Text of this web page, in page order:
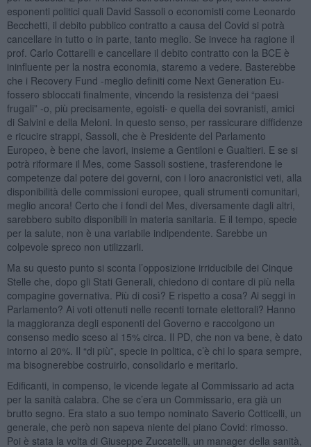
esponenti politici quali David Sassoli o economisti come Leonardo
Becchetti, il debito pubblico contratto a causa del Covid si potrà
cancellare in tutto o in parte, tanto meglio. Se invece ha ragione il
prof. Carlo Cottarelli e cancellare il debito contratto con la BCE è
ininfluente per la nostra economia, staremo a vedere. Basterebbe
che i Recovery Fund -meglio definiti come Next Generation Eu-
fossero sbloccati finalmente, vincendo la resistenza dei “paesi
frugali” -o, più precisamente, egoisti- e quella dei sovranisti, amici
di Salvini e della Meloni. In questo senso, per rassicurare diffidenze
e ricucire strappi, Sassoli, che è Presidente del Parlamento
Europeo, è bene che lavori, insieme a Gentiloni e Gualtieri. E se si
potrà riformare il Mes, come Sassoli sostiene, trasferendone le
competenze dal potere dei governi, con i loro anacronistici veti, alla
disponibilità delle commissioni europee, quali strumenti comunitari,
meglio ancora! Certo che i fondi del Mes, diversamente dagli altri,
sarebbero subito disponibili in materia sanitaria. E il tempo, specie
per la salute, non è una variabile indipendente. Sarebbe un
colpevole spreco non utilizzarli.
Ma su questo punto si sconta l’opposizione irriducibile dei Cinque
Stelle che, dopo gli Stati Generali, chiedono di contare di più nella
compagine governativa. Più di così? E rispetto a cosa? Ai seggi in
Parlamento? Ai voti ottenuti nelle recenti tornate elettorali? Hanno
la maggioranza degli esponenti del Governo e raccolgono un
consenso medio sceso al 15% circa. Il PD, che non va bene, è dato
intorno al 20%. Il “di più”, specie in politica, c’è chi lo spara sempre,
ma bisognerebbe costruirlo, consolidarlo e meritarlo.
Edificanti, in compenso, le vicende legate al Commissario ad acta
per la sanità calabra. Che se c’era un Commissario, era già un
brutto segno. Era stato a suo tempo nominato Saverio Cotticelli, un
generale, che però non sapeva niente del piano Covid: rimosso.
Poi è stata la volta di Giuseppe Zuccatelli, un manager della sanità,